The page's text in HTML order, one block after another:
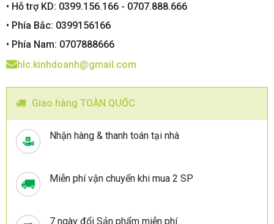
• Hỗ trợ KD: 0399.156.166 - 0707.888.666
• Phía Bắc: 0399156166
• Phía Nam: 0707888666
hlc.kinhdoanh@gmail.com
Giao hàng TOÀN QUỐC
Nhận hàng & thanh toán tại nhà
Miễn phí vận chuyển khi mua 2 SP
7 ngày đổi Sản phẩm miễn phí